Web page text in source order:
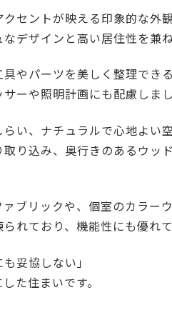
セントが映える印象的な外観
デザインと高い居住性を兼
やパーツを美しく整理でき
ーや照明計画にも配慮しまし
い、ナチュラルで心地よい空
り込み、奥行きのあるウッ
ブリックや、個室のカラー
れており、機能性にも優れて
妥協しない」
た住まいです。